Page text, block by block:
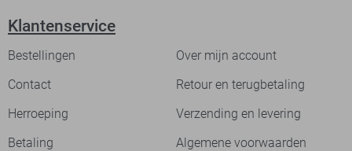
Klantenservice
Bestellingen
Over mijn account
Contact
Retour en terugbetaling
Herroeping
Verzending en levering
Betaling
Algemene voorwaarden